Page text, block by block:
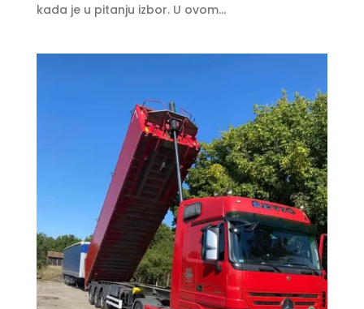
kada je u pitanju izbor. U ovom...